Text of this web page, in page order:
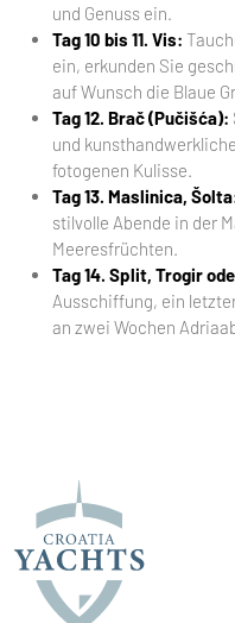
und Genuss ein.
Tag 10 bis 11. Vis:
ein, erkunden Sie
auf Wunsch die Blaue
Tag 12. Brač (Pučišća):
und
fotogenen Kulisse.
Tag 13. Maslinica,
stilvolle Abende in der
Meeresfrüchten.
Tag 14. Split, Trogir
Ausschiffung, ein
an zwei Wochen